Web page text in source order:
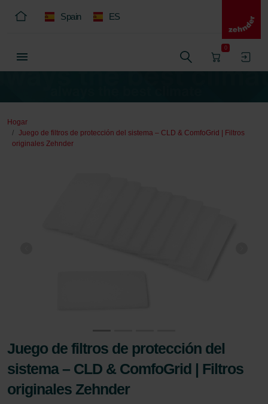
Spain ES
0
Hogar
Juego de filtros de protección del sistema – CLD & ComfoGrid | Filtros
originales Zehnder
Juego de filtros de protección del
sistema – CLD & ComfoGrid | Filtros
originales Zehnder